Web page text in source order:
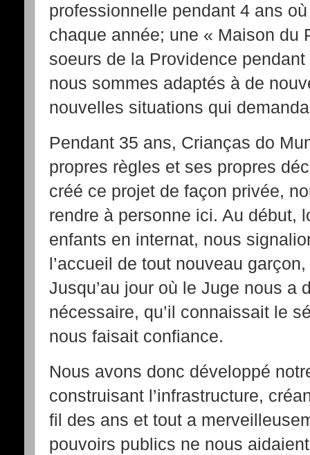
professionnelle pendant 4 ans
chaque année; une « Maison du
soeurs de la Providence
nous sommes adaptés à de
nouvelles situations qui
Pendant 35 ans, Crianças do
propres règles et ses propres
créé ce projet de façon privée,
rendre à personne ici. Au début,
enfants en internat, nous
l’accueil de tout nouveau
Jusqu’au jour où le Juge nous a
nécessaire, qu’il connaissait le
nous faisait confiance.
Nous avons donc développé
construisant l’infrastructure,
fil des ans et tout a
pouvoirs publics ne nous